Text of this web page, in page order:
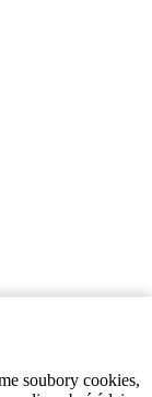
soubory cookies,